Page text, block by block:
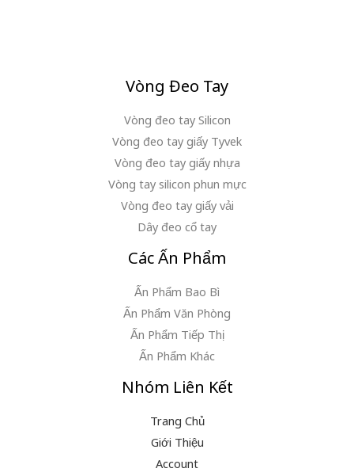
Vòng Đeo Tay
Vòng đeo tay Silicon
Vòng đeo tay giấy Tyvek
Vòng đeo tay giấy nhựa
Vòng tay silicon phun mực
Vòng đeo tay giấy vải
Dây đeo cổ tay
Các Ấn Phẩm
Ấn Phẩm Bao Bì
Ấn Phẩm Văn Phòng
Ấn Phẩm Tiếp Thị
Ấn Phẩm Khác
Nhóm Liên Kết
Trang Chủ
Giới Thiệu
Account